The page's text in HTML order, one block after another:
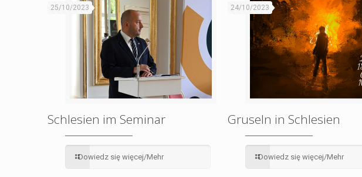
25/10/2023
Schlesien im Seminar
Dowiedz się więcej/Mehr
24/10/2023
Gruseln in Schlesien
Dowiedz się więcej/Mehr